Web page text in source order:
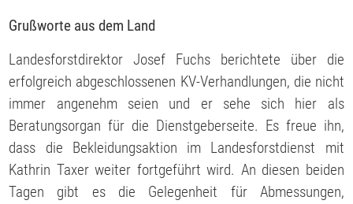
Grußworte aus dem Land
Landesforstdirektor Josef Fuchs berichtete über die
erfolgreich abgeschlossenen KV-Verhandlungen, die nicht
immer angenehm seien und er sehe sich hier als
Beratungsorgan für die Dienstgeberseite. Es freue ihn,
dass die Bekleidungsaktion im Landesforstdienst mit
Kathrin Taxer weiter fortgeführt wird. An diesen beiden
Tagen gibt es die Gelegenheit für Abmessungen,